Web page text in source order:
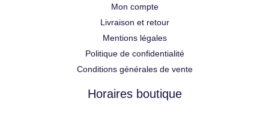
Mon compte
Livraison et retour
Mentions légales
Politique de confidentialité
Conditions générales de vente
Horaires boutique